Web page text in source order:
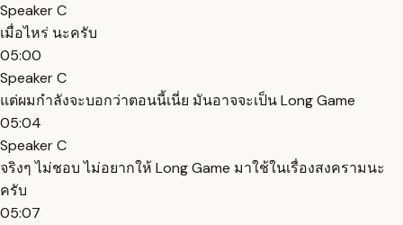
Speaker C
เมื่อไหร่ นะครับ
05:00
Speaker C
แต่ผมกำลังจะบอกว่าตอนนี้เนี่ย มันอาจจะเป็น Long Game
05:04
Speaker C
จริงๆ ไม่ชอบ ไม่อยากให้ Long Game มาใช้ในเรื่องสงครามนะ
ครับ
05:07